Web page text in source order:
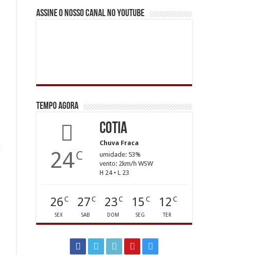
Assine o nosso canal no youtube
Tempo agora
24C
Cotia
Chuva Fraca
umidade: 53%
vento: 2km/h WSW
H 24 • L 23
26 C
SEX
27 C
SAB
23 C
DOM
15 C
SEG
12 C
TER